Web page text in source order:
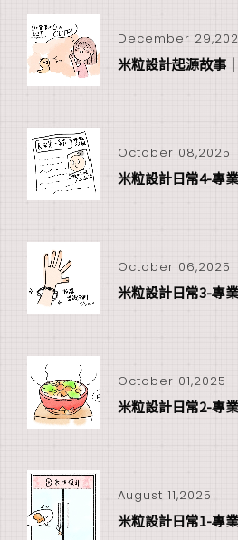
December
米粒設計起源故事
October 08,2025
米粒設計日常4-專
October 06,2025
米粒設計日常3-專
October 01,2025
米粒設計日常2-專
August 11,2025
米粒設計日常1-專